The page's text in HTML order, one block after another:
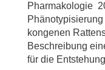
Pharmakologie
kongenen
Beschreibung
für die